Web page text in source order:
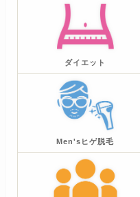
ダイエット
Men'sヒゲ脱毛